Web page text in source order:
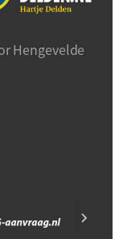
Hengevelde